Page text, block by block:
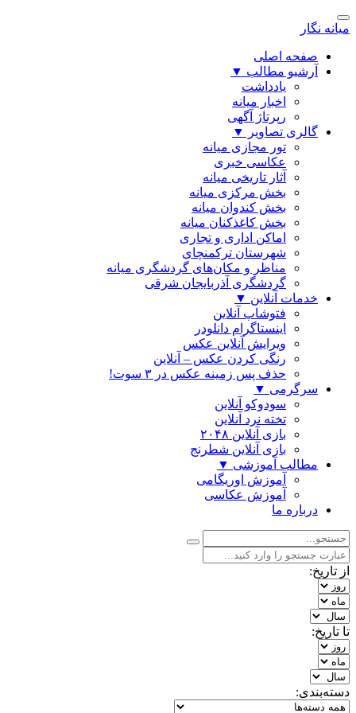
میانه نگار
صفحه اصلی
آرشیو مطالب ▼
یادداشت
اخبار میانه
رپرتاژ آگهی
گالری تصاویر
▼
تور مجازی میانه
عکاسی خبری
آثار تاریخی میانه
بخش مرکزی میانه
بخش کندوان میانه
بخش کاغذکنان میانه
اماکن اداری و تجاری
شهرستان ترکمنچای
مناظر و مکان‌های گردشگری میانه
گردشگری آذربایجان شرقی
خدمات آنلاین ▼
فتوشاپ آنلاین
اینستاگرام دانلودر
ویرایش آنلاین عکس
رنگی كردن عكس – آنلاین
حذف پس زمینه عکس در ۳ سوت!
سرگرمی ▼
سودوکو آنلاین
تخته نرد آنلاین
بازی آنلاین ۲۰۴۸
بازی آنلاین شطرنج
مطالب آموزشی ▼
آموزش اوریگامی
آموزش عکاسی
درباره ما
از تاریخ:
تا تاریخ:
دسته‌بندی: